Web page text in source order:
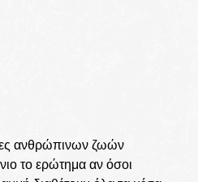
ανθρώπινων ζωών
το ερώτημα αν όσοι